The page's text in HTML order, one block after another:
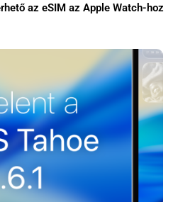
az eSIM az Apple Watch-hoz